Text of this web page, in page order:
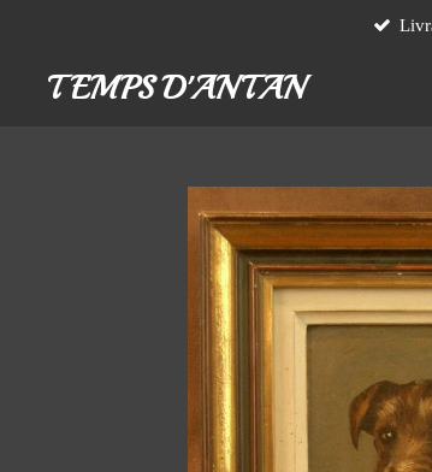
contenuTEMPS D'ANTAN